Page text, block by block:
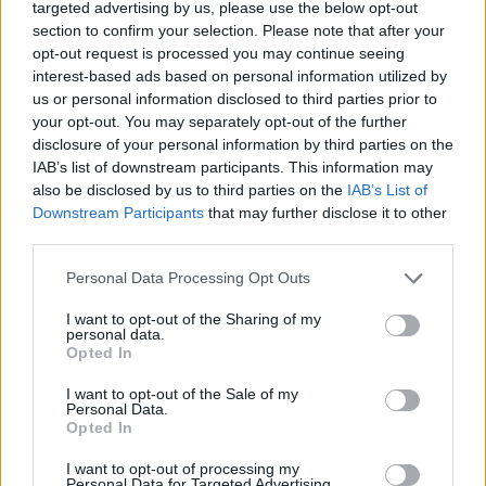
targeted advertising by us, please use the below opt-out
section to confirm your selection. Please note that after your
opt-out request is processed you may continue seeing
interest-based ads based on personal information utilized by
us or personal information disclosed to third parties prior to
your opt-out. You may separately opt-out of the further
disclosure of your personal information by third parties on the
IAB’s list of downstream participants. This information may
also be disclosed by us to third parties on the IAB’s List of
Downstream Participants that may further disclose it to other
Personal Data Processing Opt Outs
I want to opt-out of the Sharing of my
personal data.
Opted In
I want to opt-out of the Sale of my
Personal Data.
Opted In
I want to opt-out of processing my
Responder
2 semanas más tarde...
WAJE
Publicado3 de Junio del 2010
que me pilla lejisimos.
SALUDOS
Responder
Gober4